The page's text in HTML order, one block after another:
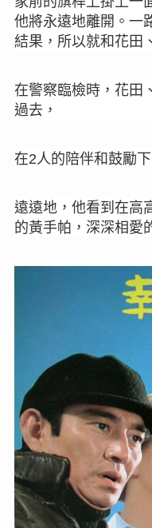
他將永遠地離開。一
結果，所以就和花田
在警察臨檢時，花田
過去，
在2人的陪伴和鼓勵
遠遠地，他看到在高
的黃手帕，深深相愛